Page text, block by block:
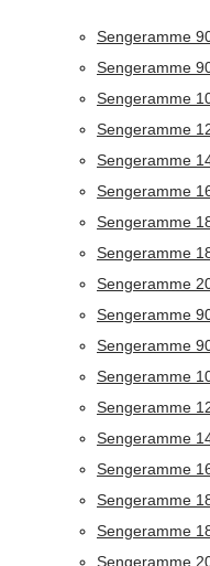
Sengeramme
Sengeramme
Sengeramme
Sengeramme
Sengeramme
Sengeramme
Sengeramme
Sengeramme
Sengeramme
Sengeramme
Sengeramme
Sengeramme
Sengeramme
Sengeramme
Sengeramme
Sengeramme
Sengeramme
Sengeramme